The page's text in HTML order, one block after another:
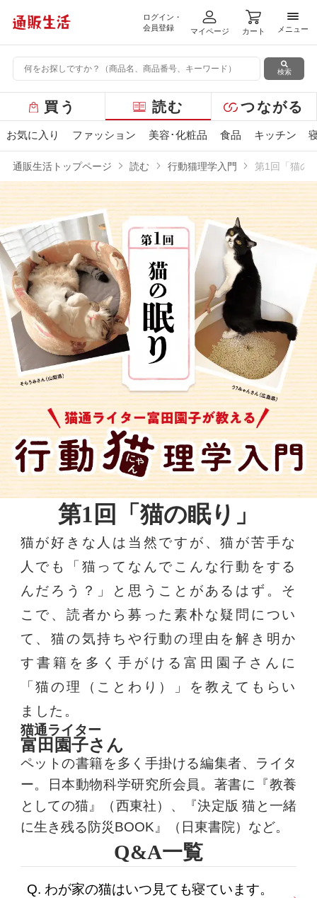
ログイン・
会員登録
マイページ カート
メニ
メニュー
検索
ー
バ
ニ
ュ
ー
買う 読む つながる
お気に入り ファッション 美容･化粧品 食品 キッチン
通販生活トップページ 読む 行動猫理学入門 第1回「猫の
第1回「猫の眠り」
猫が好きな人は当然ですが、猫が苦手な
人でも「猫ってなんでこんな行動をする
んだろう？」と思うことがあるはず。そ
こで、読者から募った素朴な疑問につい
て、猫の気持ちや行動の理由を解き明か
す書籍を多く手がける富田園子さんに
「猫の理（ことわり）」を教えてもらい
ました。
猫通ライター
富田園子さん
ペットの書籍を多く手掛ける編集者、ライタ
ー。日本動物科学研究所会員。著書に『教養
としての猫』（西東社）、『決定版 猫と一緒
に生き残る防災BOOK』（日東書院）など。
Q&A一覧
Q. わが家の猫はいつ見ても寝ています。